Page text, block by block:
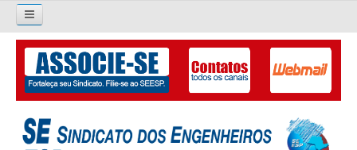
Pesquisar...
O SINDICATO
APRESENTAÇÃO